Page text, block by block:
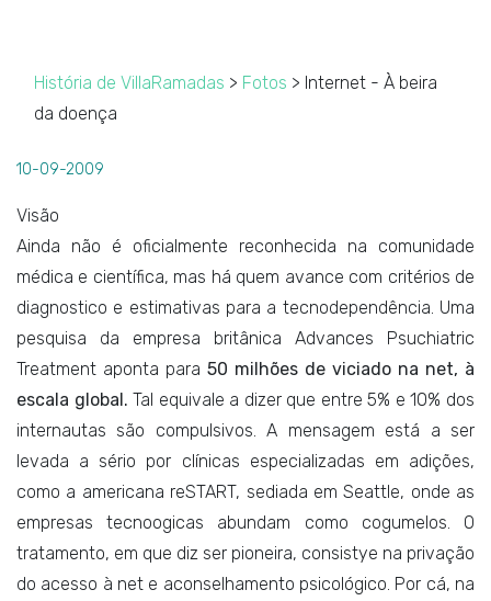
História de VillaRamadas > Fotos > Internet - À beira
da doença
10-09-2009
Visão
Ainda não é oficialmente reconhecida na comunidade
médica e científica, mas há quem avance com critérios de
diagnostico e estimativas para a tecnodependência. Uma
pesquisa da empresa britânica Advances Psuchiatric
Treatment aponta para 50 milhões de viciado na net, à
escala global. Tal equivale a dizer que entre 5% e 10% dos
internautas são compulsivos. A mensagem está a ser
levada a sério por clínicas especializadas em adições,
como a americana reSTART, sediada em Seattle, onde as
empresas tecnoogicas abundam como cogumelos. O
tratamento, em que diz ser pioneira, consistye na privação
do acesso à net e aconselhamento psicológico. Por cá, na